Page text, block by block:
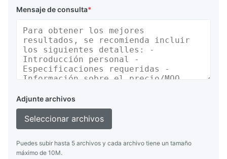
Mensaje de consulta*
Adjunte archivos
Seleccionar archivos
Puedes subir hasta 5 archivos y cada archivo tiene un tamaño
máximo de 10M.